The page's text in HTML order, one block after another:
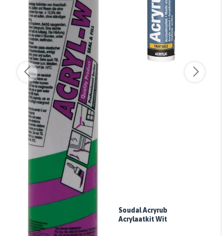
Soudal Acryrub
Acrylaatkit Wit